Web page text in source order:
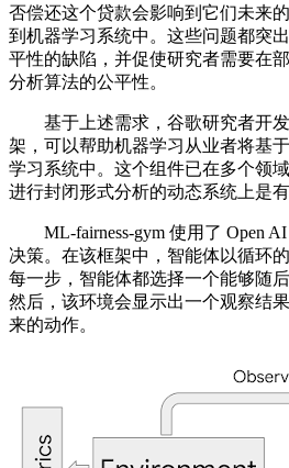
否偿还这个贷款会影响到它们未来
到机器学习系统中。这些问题都突
平性的缺陷，并促使研究者需要在
分析算法的公平性。
基于上述需求，谷歌研究者开发
架，可以帮助机器学习从业者将基
学习系统中。这个组件已在多个领
进行封闭形式分析的动态系统上是有
ML-fairness-gym 使用了 Open AI
决策。在该框架中，智能体以循环
每一步，智能体都选择一个能够随
然后，该环境会显示出一个观察结
来的动作。